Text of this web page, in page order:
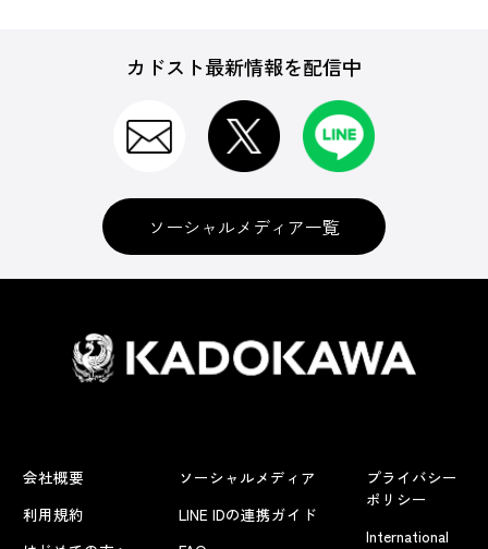
カドスト最新情報を配信中
ソーシャルメディア一覧
会社概要
利用規約
ソーシャルメディア
LINE IDの連携ガイド
プライバシー
ポリシー
International